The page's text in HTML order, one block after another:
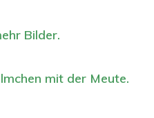
Bilder.
mit der Meute.